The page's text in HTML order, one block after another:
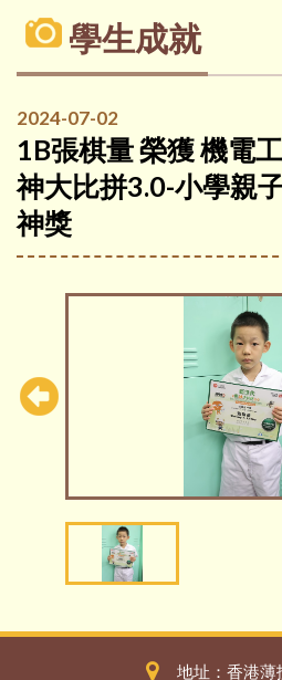
學生成就
2024-07-02
1B張棋量 榮獲 機電
神大比拼3.0-小學親
神獎
地址：香港薄